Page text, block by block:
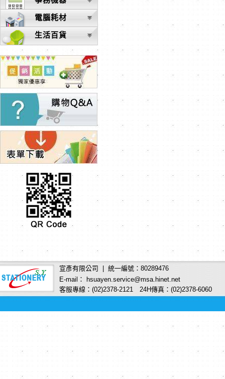
電腦耗材
生活百貨
宣彥有限公司 | 統一編號：80289476
E-mail： hsuayen.service@msa.hinet.net
客服專線：(02)2378-2121 24H傳真：(02)2378-6060